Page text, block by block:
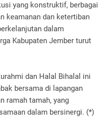
yang konstruktif, berbagai
keamanan dan ketertiban
dalam
Kabupaten Jember turut
dan Halal Bihalal ini
bersama di lapangan
ramah tamah, yang
dalam bersinergi. (*)